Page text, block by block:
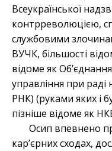
Всеукраїнської
контрреволюцією,
службовими
ВУЧК, більшості
відоме як
управління при
РНК) (руками яких і
пізніше відоме як
Осип впевнено
кар’єрних сходах,